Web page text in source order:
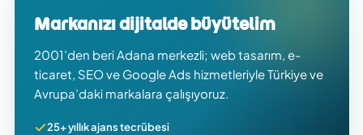
Markanızı dijitalde büyütelim
2001’den beri Adana merkezli; web tasarım, e-
ticaret, SEO ve Google Ads hizmetleriyle Türkiye ve
Avrupa’daki markalara çalışıyoruz.
25+ yıllık ajans tecrübesi